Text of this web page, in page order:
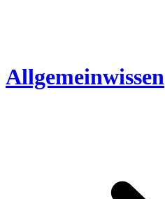
Allgemeinwissen